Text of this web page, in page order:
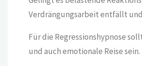
Verdrängungsarbeit entfällt
Für die Regressionshypnose
und auch emotionale Reise